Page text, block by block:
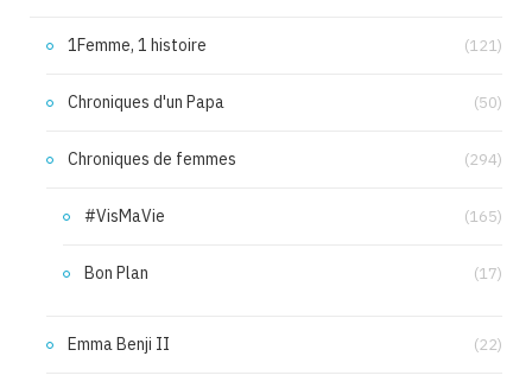
1Femme, 1 histoire (121)
Chroniques d'un Papa (50)
Chroniques de femmes (294)
#VisMaVie (165)
Bon Plan (17)
Emma Benji II (22)